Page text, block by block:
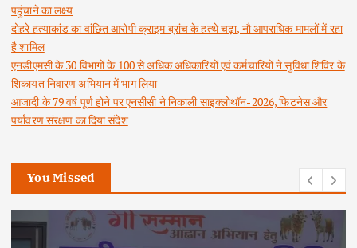
पहुंचाने का लक्ष्य
दोहरे हत्याकांड का वांछित आरोपी क्राइम ब्रांच के हत्थे चढ़ा, नौ आपराधिक मामलों में रहा
है शामिल
एनडीएमसी के 30 विभागों के 100 से अधिक अधिकारियों एवं कर्मचारियों ने सुविधा शिविर के
शिकायत निवारण अभियान में भाग लिया
आजादी के 79 वर्ष पूर्ण होने पर एनसीसी ने निकाली साइक्लोथॉन-2026, फिटनेस और
पर्यावरण संरक्षण का दिया संदेश
You Missed